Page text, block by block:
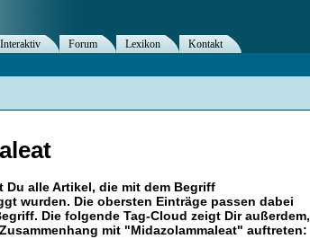
Du alle Artikel, die mit dem Begriff
wurden. Die obersten Einträge passen dabei
Die folgende Tag-Cloud zeigt Dir außerdem,
mit "Midazolammaleat" auftreten:
Interaktiv Forum Lexikon
Kontakt